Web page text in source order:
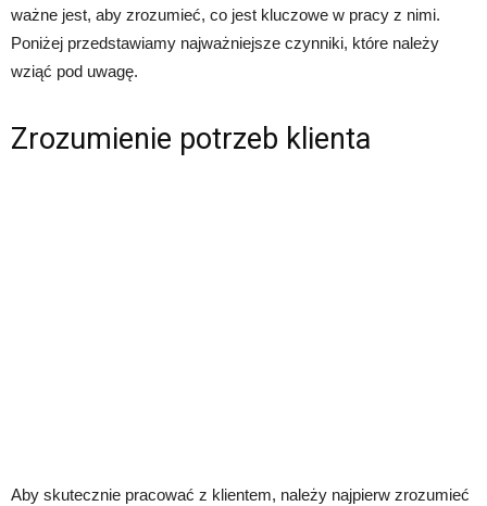
ważne jest, aby zrozumieć, co jest kluczowe w pracy z nimi.
Poniżej przedstawiamy najważniejsze czynniki, które należy
wziąć pod uwagę.
Zrozumienie potrzeb klienta
Aby skutecznie pracować z klientem, należy najpierw zrozumieć